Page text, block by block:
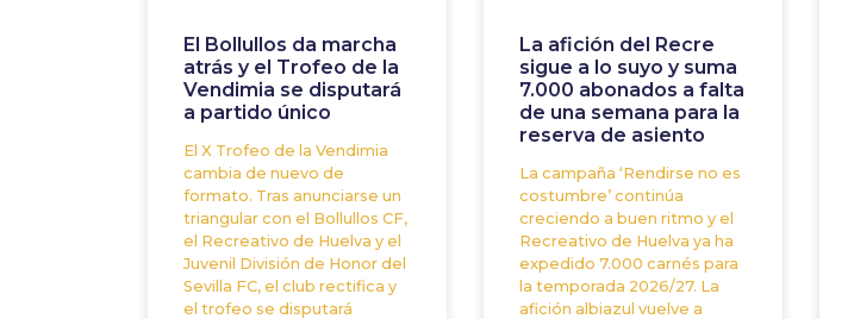
El Bollullos da marcha
atrás y el Trofeo de la
Vendimia se disputará
a partido único
El X Trofeo de la Vendimia
cambia de nuevo de
formato. Tras anunciarse un
triangular con el Bollullos CF,
el Recreativo de Huelva y el
Juvenil División de Honor del
Sevilla FC, el club rectifica y
el trofeo se disputará
La afición del Recre
sigue a lo suyo y suma
7.000 abonados a falta
de una semana para la
reserva de asiento
La campaña ‘Rendirse no es
costumbre’ continúa
creciendo a buen ritmo y el
Recreativo de Huelva ya ha
expedido 7.000 carnés para
la temporada 2026/27. La
afición albiazul vuelve a